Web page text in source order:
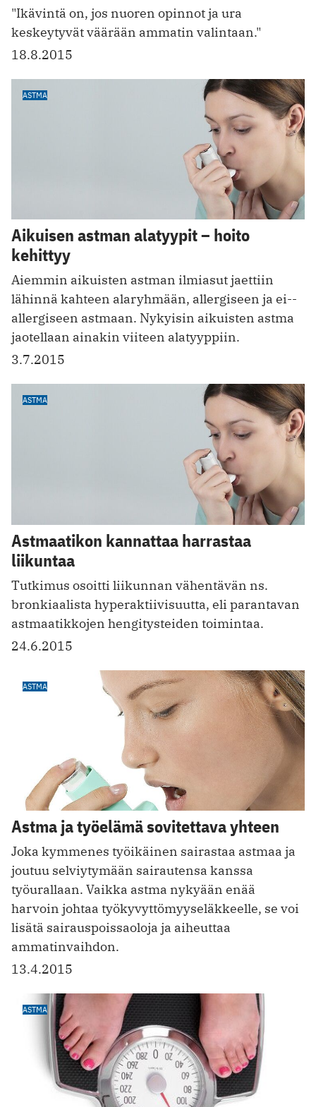
"Ikävintä on, jos nuoren opinnot ja ura
keskeytyvät väärään ammatin valintaan."
18.8.2015
ASTMA
Aikuisen astman alatyypit – hoito
kehittyy
Aiemmin aikuisten astman ilmiasut jaettiin
lähinnä kahteen alaryhmään, allergiseen ja ei-­
allergiseen astmaan. Nykyisin aikuisten astma
jaotellaan ainakin viiteen alatyyppiin.
3.7.2015
ASTMA
Astmaatikon kannattaa harrastaa
liikuntaa
Tutkimus osoitti liikunnan vähentävän ns.
bronkiaalista hyperaktiivisuutta, eli parantavan
astmaatikkojen hengitysteiden toimintaa.
24.6.2015
ASTMA
Astma ja työelämä sovitettava yhteen
Joka kymmenes työikäinen sairastaa astmaa ja
joutuu selviytymään sairautensa kanssa
työurallaan. Vaikka astma nykyään enää
harvoin johtaa työkyvyttömyyseläkkeelle, se voi
lisätä sairauspoissaoloja ja aiheuttaa
ammatinvaihdon.
13.4.2015
ASTMA